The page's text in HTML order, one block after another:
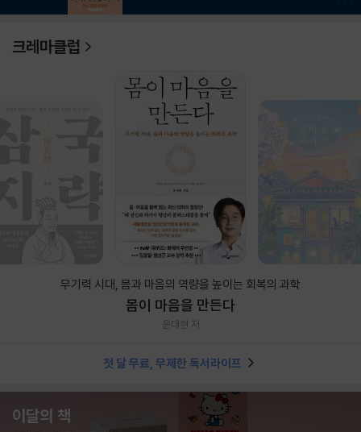
크레마클럽
무기력 시대, 몸과 마음의 역량을 높이는 회복의 과학
몸이 마음을 만든다
윤대현 저
첫 달 무료, 무제한 독서라이프
이달의 책